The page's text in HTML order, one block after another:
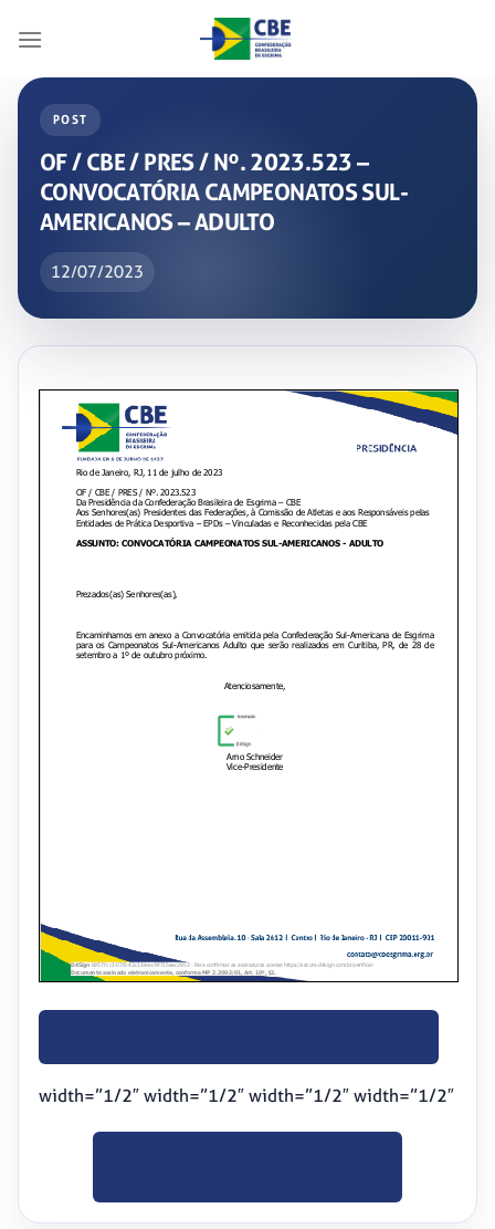
POST
OF / CBE / PRES / Nº. 2023.523 –
CONVOCATÓRIA CAMPEONATOS SUL-
AMERICANOS – ADULTO
12/07/2023
width=”1/2″ width=”1/2″ width=”1/2″ width=”1/2″